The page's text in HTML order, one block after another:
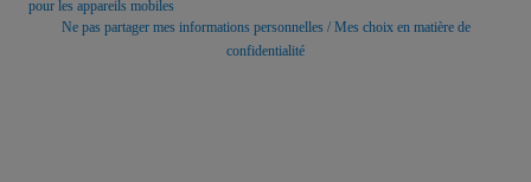
pour les appareils mobiles
Ne pas partager mes informations personnelles / Mes choix en matière de
confidentialité